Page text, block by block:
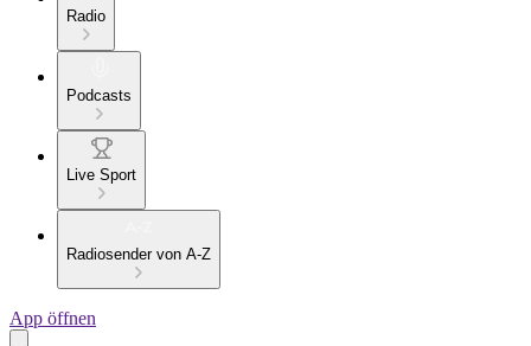
Radio
Podcasts
Live Sport
Radiosender von A-Z
App öffnen